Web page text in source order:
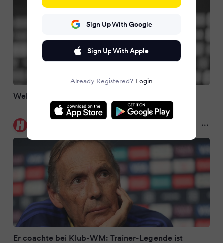
Weltklub trauert um verstorbenen Trainer
Er coachte bei Klub-WM: Trainer-Legende ist
Sign Up With Google
Sign Up With Apple
Already Registered? Login